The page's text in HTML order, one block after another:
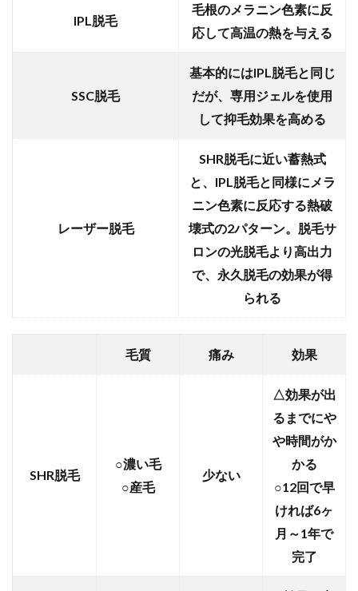
IPL脱毛
毛根のメラニン色素に反
応して高温の熱を与える
SSC脱毛
基本的にはIPL脱毛と同じ
だが、専用ジェルを使用
して抑毛効果を高める
レーザー脱毛
SHR脱毛に近い蓄熱式
と、IPL脱毛と同様にメラ
ニン色素に反応する熱破
壊式の2パターン。脱毛サ
ロンの光脱毛より高出力
で、永久脱毛の効果が得
られる
毛質 痛み 効果
SHR脱毛
○濃い毛
○産毛
少ない
△効果が出
るまでにや
や時間がか
かる
○12回で早
ければ6ヶ
月～1年で
完了